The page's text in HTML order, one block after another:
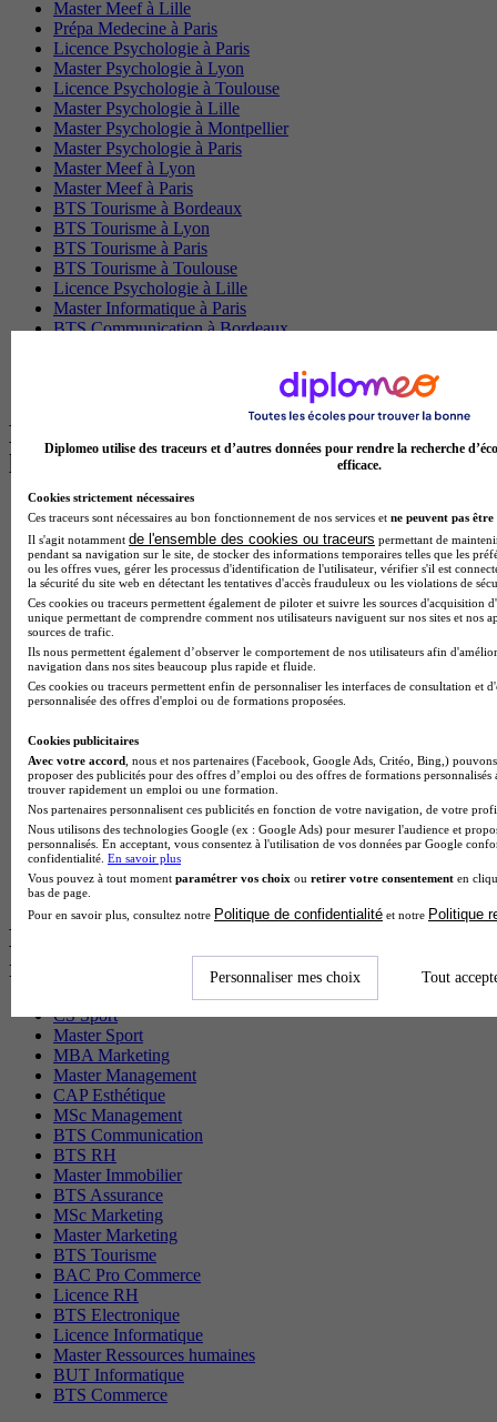
Master Meef à Lille
Prépa Medecine à Paris
Licence Psychologie à Paris
Master Psychologie à Lyon
Licence Psychologie à Toulouse
Master Psychologie à Lille
Master Psychologie à Montpellier
Master Psychologie à Paris
Master Meef à Lyon
Master Meef à Paris
BTS Tourisme à Bordeaux
BTS Tourisme à Lyon
BTS Tourisme à Paris
BTS Tourisme à Toulouse
Licence Psychologie à Lille
Master Informatique à Paris
BTS Communication à Bordeaux
Les intitulés de diplôme par alternance
les plus recherchés
BTS Esf en alternance
BTS Dietetique en alternance
BTS Mco en alternance
BTS Pi en alternance
BTS Sp3s en alternance
Master CCA en alternance
BTS Ndrc en alternance
BTS Sam en alternance
Cap Fleuriste en alternance
BTS Sio en alternance
MSc Marketing Digital en alternance
Cap Electricien en alternance
BTS Gpn en alternance
BTS Domotique en alternance
BAC Pro Agora en alternance
BTS Sta en alternance
BTS Iris en alternance
BTS Tpl en alternance
BTS Ati en alternance
Les diplômes par filière les plus
recherchés
CS Sport
Master Sport
MBA Marketing
Master Management
CAP Esthétique
MSc Management
BTS Communication
BTS RH
Master Immobilier
BTS Assurance
MSc Marketing
Master Marketing
BTS Tourisme
BAC Pro Commerce
Licence RH
BTS Electronique
Licence Informatique
Master Ressources humaines
BUT Informatique
BTS Commerce
Diplomeo utilise des traceurs et d’autres données pour rendre la recherche
efficace.
Cookies strictement nécessaires
Ces traceurs sont nécessaires au bon fonctionnement de nos services et ne peuvent pas être
Il s'agit notamment de l'ensemble des cookies ou traceurs permettant de
pendant sa navigation sur le site, de stocker des informations temporaires telles que les
ou les offres vues, gérer les processus d'identification de l'utilisateur, vérifier s'il est
la sécurité du site web en détectant les tentatives d'accès frauduleux ou les violations de
Ces cookies ou traceurs permettent également de piloter et suivre les sources d'acquisition
unique permettant de comprendre comment nos utilisateurs naviguent sur nos sites et nos
sources de trafic.
Ils nous permettent également d’observer le comportement de nos utilisateurs afin
navigation dans nos sites beaucoup plus rapide et fluide.
Ces cookies ou traceurs permettent enfin de personnaliser les interfaces de consultation et
personnalisée des offres d'emploi ou de formations proposées.
Cookies publicitaires
Avec votre accord , nous et nos partenaires (Facebook, Google Ads, Critéo, Bing,)
proposer des publicités pour des offres d’emploi ou des offres de formations
trouver rapidement un emploi ou une formation.
Nos partenaires personnalisent ces publicités en fonction de votre navigation, de votre
Nous utilisons des technologies Google (ex : Google Ads) pour mesurer l'audience et
personnalisés. En acceptant, vous consentez à l'utilisation de vos données par Google
confidentialité. En savoir plus
Vous pouvez à tout moment paramétrer vos choix ou retirer votre consentement en
bas de page.
Pour en savoir plus, consultez notre Politique de confidentialité et notre Politique
Personnaliser mes choix Tout